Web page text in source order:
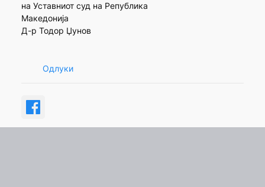
на Уставниот суд на Република
Македонија
Д-р Тодор Џунов
Одлуки